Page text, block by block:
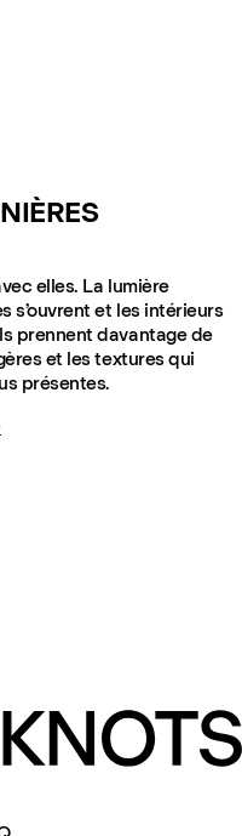
elles. La lumière
s’ouvrent et les intérieurs
prennent davantage de
et les textures qui
présentes.